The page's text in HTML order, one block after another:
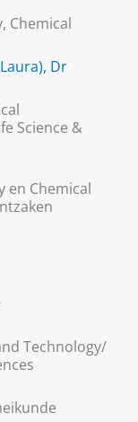
Chemical
Dr
Science &
en Chemical
Technology/